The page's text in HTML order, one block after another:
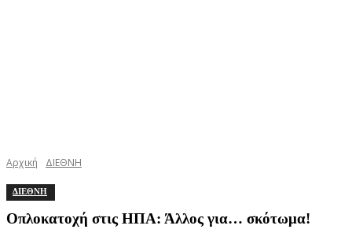
Αρχική ΔΙΕΘΝΗ
ΔΙΕΘΝΗ
Οπλοκατοχή στις ΗΠΑ: Άλλος για… σκότωμα!